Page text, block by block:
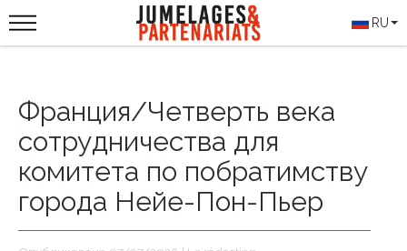
RU
Франция/Четверть века
сотрудничества для
комитета по побратимству
города Нейе-Пон-Пьер